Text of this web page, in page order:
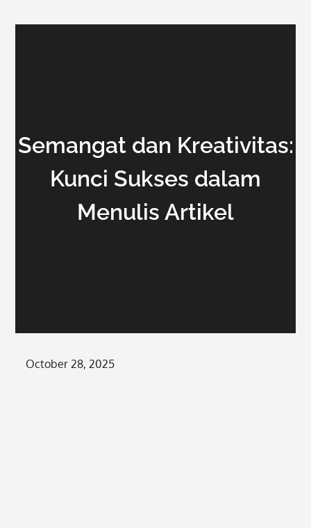
Semangat dan Kreativitas:
Kunci Sukses dalam
Menulis Artikel
Posted
October 28, 2025